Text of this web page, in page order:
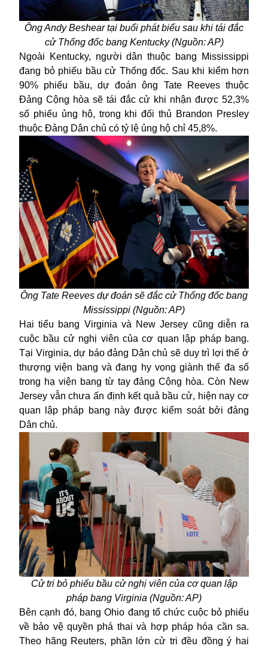
Ông Andy Beshear tại buổi phát biểu sau khi tái đắc
cử Thống đốc bang Kentucky (Nguồn: AP)
Ngoài Kentucky, người dân thuộc bang Mississippi
đang bỏ phiếu bầu cử Thống đốc. Sau khi kiểm hơn
90% phiếu bầu, dự đoán ông Tate Reeves thuộc
Đảng Cộng hòa sẽ tái đắc cử khi nhận được 52,3%
số phiếu ủng hộ, trong khi đối thủ Brandon Presley
thuộc Đảng Dân chủ có tỷ lệ ủng hộ chỉ 45,8%.
Ông Tate Reeves dự đoán sẽ đắc cử Thống đốc bang
Mississippi (Nguồn: AP)
Hai tiểu bang Virginia và New Jersey cũng diễn ra
cuộc bầu cử nghị viên của cơ quan lập pháp bang.
Tại Virginia, dự báo đảng Dân chủ sẽ duy trì lợi thế ở
thượng viện bang và đang hy vọng giành thế đa số
trong hạ viện bang từ tay đảng Cộng hòa. Còn New
Jersey vẫn chưa ấn định kết quả bầu cử, hiện nay cơ
quan lập pháp bang này được kiểm soát bởi đảng
Dân chủ.
Cử tri bỏ phiếu bầu cử nghị viên của cơ quan lập
pháp bang Virginia (Nguồn: AP)
Bên cạnh đó, bang Ohio đang tổ chức cuộc bỏ phiếu
về bảo vệ quyền phá thai và hợp pháp hóa cần sa.
Theo hãng Reuters, phần lớn cử tri đều đồng ý hai